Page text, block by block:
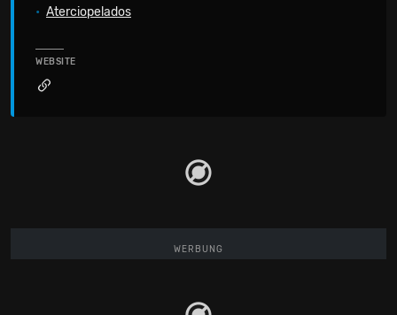
• Aterciopelados
WEBSITE
WERBUNG